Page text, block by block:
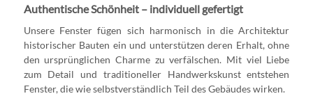
Authentische Schönheit – individuell gefertigt
Unsere Fenster fügen sich harmonisch in die Architektur
historischer Bauten ein und unterstützen deren Erhalt, ohne
den ursprünglichen Charme zu verfälschen. Mit viel Liebe
zum Detail und traditioneller Handwerkskunst entstehen
Fenster, die wie selbstverständlich Teil des Gebäudes wirken.